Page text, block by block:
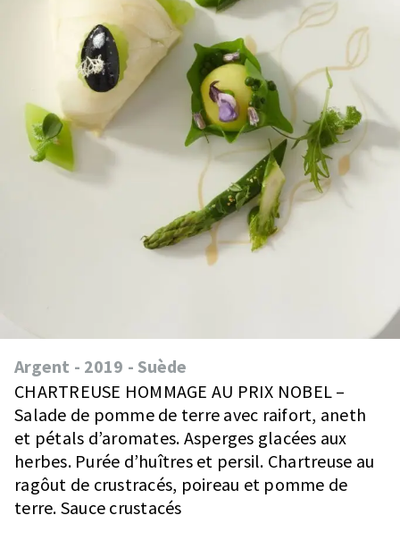
Argent - 2019 - Suède
CHARTREUSE HOMMAGE AU PRIX NOBEL –
Salade de pomme de terre avec raifort, aneth
et pétals d’aromates. Asperges glacées aux
herbes. Purée d’huîtres et persil. Chartreuse au
ragôut de crustracés, poireau et pomme de
terre. Sauce crustacés